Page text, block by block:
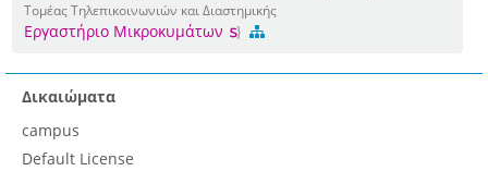
Τομέας Τηλεπικοινωνιών και Διαστημικής
Εργαστήριο Μικροκυμάτων
Δικαιώματα
campus
Default License